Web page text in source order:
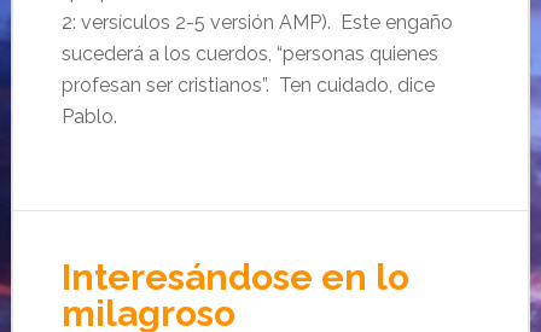
2: versículos 2-5 versión AMP). Este engaño
sucederá a los cuerdos, “personas quienes
profesan ser cristianos”. Ten cuidado, dice
Pablo.
Interesándose en lo
milagroso